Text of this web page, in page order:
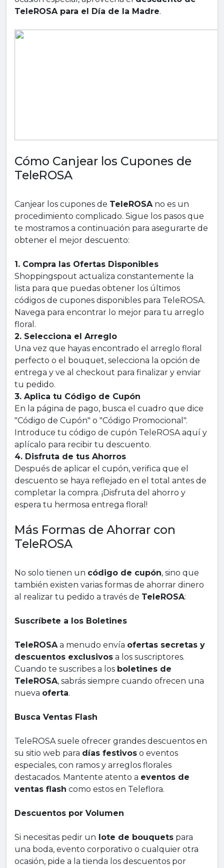
TeleROSA para el Día de la Madre.
Cómo Canjear los Cupones de
TeleROSA
Canjear los cupones de TeleROSAno es un
procedimiento complicado. Sigue los pasos que
te mostramos a continuación para asegurarte de
obtener el mejor descuento:
1. Compra las Ofertas Disponibles
Shoppingspout actualiza constantemente la
lista para que puedas obtener los últimos
códigos de cupones disponibles para TeleROSA.
Navega para encontrar lo mejor para tu arreglo
floral.
2. Selecciona el Arreglo
Una vez que hayas encontrado el arreglo floral
perfecto o el bouquet, selecciona la opción de
entrega y ve al checkout para finalizar y enviar
tu pedido.
3. Aplica tu Código de Cupón
En la página de pago, busca el cuadro que dice
"Código de Cupón" o "Código Promocional".
Introduce tu código de cupón TeleROSA aquí y
aplícalo para recibir tu descuento.
4. Disfruta de tus Ahorros
Después de aplicar el cupón, verifica que el
descuento se haya reflejado en el total antes de
completar la compra. ¡Disfruta del ahorro y
espera tu hermosa entrega floral!
Más Formas de Ahorrar con
TeleROSA
No solo tienen un código de cupón, sino que
también existen varias formas de ahorrar dinero
al realizar tu pedido a través de TeleROSA:
Suscríbete a los Boletines
TeleROSAa menudo envía ofertas secretas y
descuentos exclusivos a los suscriptores.
Cuando te suscribes a los boletines de
TeleROSA, sabrás siempre cuando ofrecen una
nueva oferta.
Busca Ventas Flash
TeleROSA suele ofrecer grandes descuentos en
su sitio web para días festivos o eventos
especiales, con ramos y arreglos florales
destacados. Mantente atento a eventos de
ventas flash como estos en Teleflora.
Descuentos por Volumen
Si necesitas pedir un lote de bouquets para
una boda, evento corporativo o cualquier otra
ocasión, pide a la tienda los descuentos por